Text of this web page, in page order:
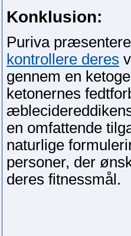
Konklusion:
Puriva
kontrollere deres
gennem en
ketonernes
en omfattende
naturlige
personer, der
deres fitnessmål.